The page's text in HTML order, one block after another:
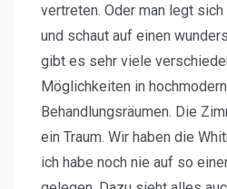
vertreten. Oder man legt
und schaut auf einen
gibt es sehr viele
Möglichkeiten in
Behandlungsräumen. Die
ein Traum. Wir haben die
ich habe noch nie auf so